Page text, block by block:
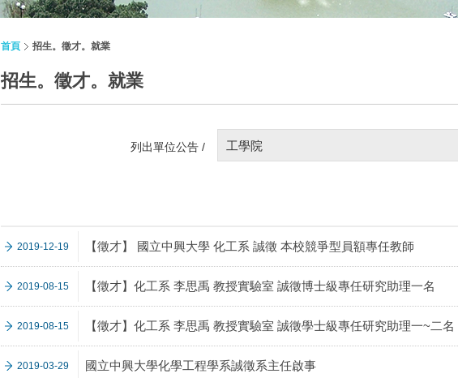
首頁 招生。徵才。就業
招生。徵才。就業
列出單位公告 / 工學院
2019-12-19 【徵才】 國立中興大學 化工系 誠徵 本校競爭型員額專任教師
2019-08-15 【徵才】化工系 李思禹 教授實驗室 誠徵博士級專任研究助理一名
2019-08-15 【徵才】化工系 李思禹 教授實驗室 誠徵學士級專任研究助理一~二名
2019-03-29 國立中興大學化學工程學系誠徵系主任啟事